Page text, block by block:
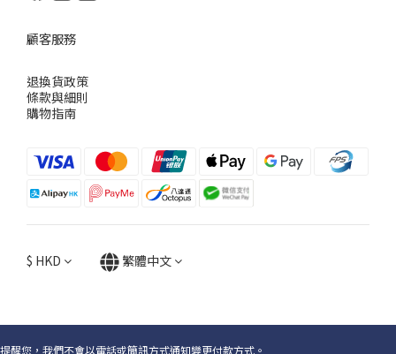
顧客服務
退換貨政策
條款與細則
購物指南
$ HKD 繁體中文
提醒您，我們不會以電話或簡訊方式通知變更付款方式。